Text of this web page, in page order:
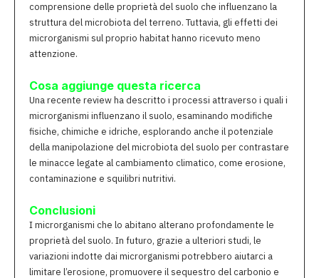
comprensione delle proprietà del suolo che influenzano la
struttura del microbiota del terreno. Tuttavia, gli effetti dei
microrganismi sul proprio habitat hanno ricevuto meno
attenzione.
Cosa aggiunge questa ricerca
Una recente review ha descritto i processi attraverso i quali i
microrganismi influenzano il suolo, esaminando modifiche
fisiche, chimiche e idriche, esplorando anche il potenziale
della manipolazione del microbiota del suolo per contrastare
le minacce legate al cambiamento climatico, come erosione,
contaminazione e squilibri nutritivi.
Conclusioni
I microrganismi che lo abitano alterano profondamente le
proprietà del suolo. In futuro, grazie a ulteriori studi, le
variazioni indotte dai microrganismi potrebbero aiutarci a
limitare l’erosione, promuovere il sequestro del carbonio e